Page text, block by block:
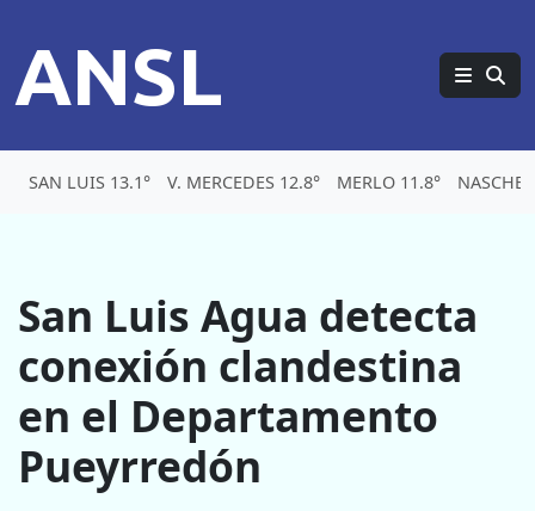
ANSL
SAN LUIS 13.1° V. MERCEDES 12.8° MERLO 11.8°
San Luis Agua detecta
conexión clandestina
en el Departamento
Pueyrredón